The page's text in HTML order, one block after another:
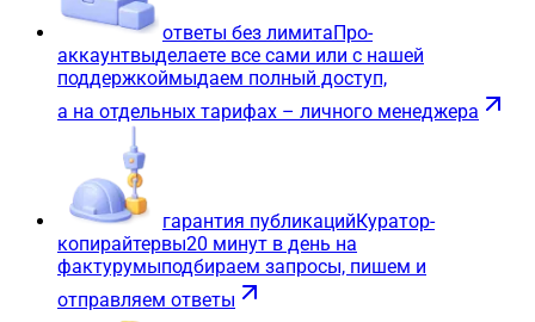
ответы без лимитаПро-
аккаунтвыделаете все сами или с нашей
поддержкоймыдаем полный доступ,
а на отдельных тарифах – личного менеджера
гарантия публикацийКуратор-
копирайтервы20 минут в день на
фактурумыподбираем запросы, пишем и
отправляем ответы